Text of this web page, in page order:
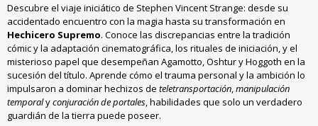
Descubre el viaje iniciático de Stephen Vincent Strange: desde su
accidentado encuentro con la magia hasta su transformación en
Hechicero Supremo. Conoce las discrepancias entre la tradición
cómic y la adaptación cinematográfica, los rituales de iniciación, y el
misterioso papel que desempeñan Agamotto, Oshtur y Hoggoth en la
sucesión del título. Aprende cómo el trauma personal y la ambición lo
impulsaron a dominar hechizos de teletransportación,manipulación
temporalyconjuración de portales, habilidades que solo un verdadero
guardián de la tierra puede poseer.